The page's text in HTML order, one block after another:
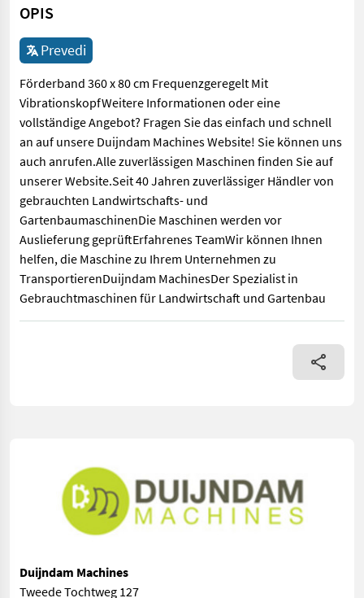
OPIS
Prevedi
Förderband 360 x 80 cm Frequenzgeregelt Mit
VibrationskopfWeitere Informationen oder eine
vollständige Angebot? Fragen Sie das einfach und schnell
an auf unsere Duijndam Machines Website! Sie können uns
auch anrufen.Alle zuverlässigen Maschinen finden Sie auf
unserer Website.Seit 40 Jahren zuverlässiger Händler von
gebrauchten Landwirtschafts- und
GartenbaumaschinenDie Maschinen werden vor
Auslieferung geprüftErfahrenes TeamWir können Ihnen
helfen, die Maschine zu Ihrem Unternehmen zu
TransportierenDuijndam MachinesDer Spezialist in
Gebrauchtmaschinen für Landwirtschaft und Gartenbau
Förderband 360 x 80 cm Frequenzgeregelt Mit
Duijndam Machines
Tweede Tochtweg 127